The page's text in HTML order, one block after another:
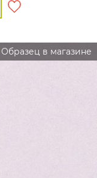
Образец в магазине